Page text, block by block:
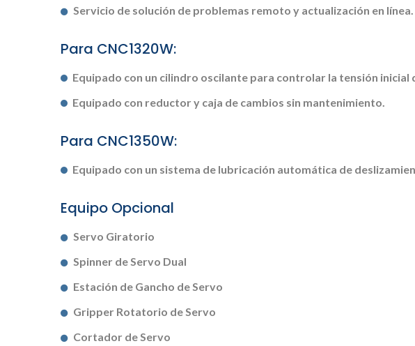
Servicio de solución de problemas remoto y actualización en línea.
Para CNC1320W:
Equipado con un cilindro oscilante para controlar la tensión inicial
Equipado con reductor y caja de cambios sin mantenimiento.
Para CNC1350W:
Equipado con un sistema de lubricación automática de
Equipo Opcional
Servo Giratorio
Spinner de Servo Dual
Estación de Gancho de Servo
Gripper Rotatorio de Servo
Cortador de Servo